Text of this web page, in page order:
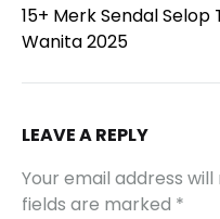
15+ Merk Sendal
Wanita 2025
LEAVE A REPLY
Your email address
fields are marked *